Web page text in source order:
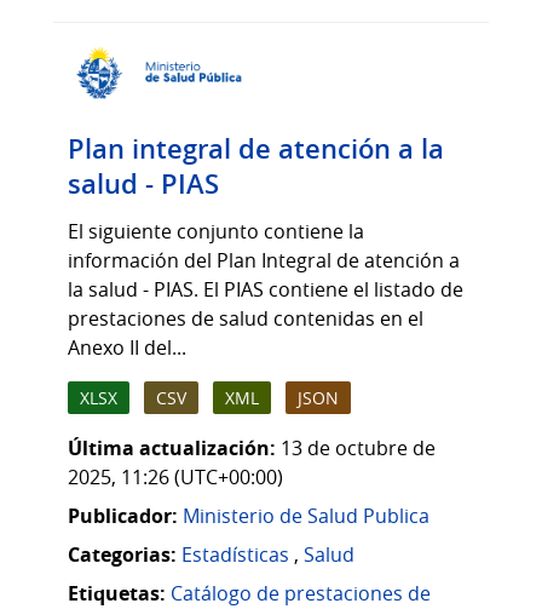
Plan integral de atención a la
salud - PIAS
El siguiente conjunto contiene la
información del Plan Integral de atención a
la salud - PIAS. El PIAS contiene el listado de
prestaciones de salud contenidas en el
Anexo II del...
XLSX CSV XML JSON
Última actualización: 13 de octubre de
2025, 11:26 (UTC+00:00)
Publicador: Ministerio de Salud Publica
Categorias: Estadísticas , Salud
Etiquetas: Catálogo de prestaciones de